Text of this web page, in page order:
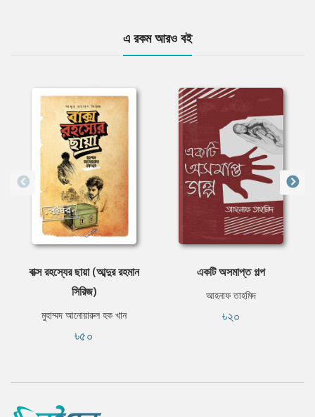
এ রকম আরও বই
বাক্স রহস্যের ছায়া (আব্দুর রহমান
সিরিজ)
মুহাম্মদ আনোয়ারুল হক খান
৳৫০
একটি অসমাপ্ত গল্প
আহনাফ তাহমিদ
৳২০